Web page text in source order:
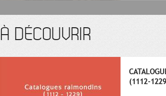
À DÉCOUVRIR
(1112-